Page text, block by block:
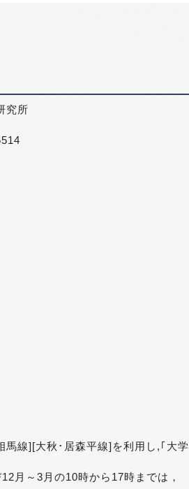
究所
線][大秋･居森平線]を利用し,｢大学
月～3月の10時から17時までは，